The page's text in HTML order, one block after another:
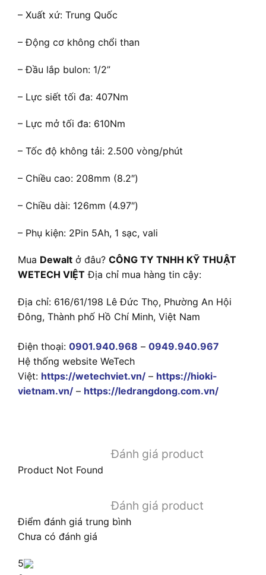
– Xuất xứ: Trung Quốc
– Động cơ không chổi than
– Đầu lắp bulon: 1/2”
– Lực siết tối đa: 407Nm
– Lực mở tối đa: 610Nm
– Tốc độ không tải: 2.500 vòng/phút
– Chiều cao: 208mm (8.2″)
– Chiều dài: 126mm (4.97″)
– Phụ kiện: 2Pin 5Ah, 1 sạc, vali
Mua Dewalt ở đâu? CÔNG TY TNHH KỸ THUẬT
WETECH VIỆT Địa chỉ mua hàng tin cậy:
Địa chỉ: 616/61/198 Lê Đức Thọ, Phường An Hội
Đông, Thành phố Hồ Chí Minh, Việt Nam
Điện thoại: 0901.940.968 – 0949.940.967
Hệ thống website WeTech
Việt: https://wetechviet.vn/ – https://hioki-
vietnam.vn/ – https://ledrangdong.com.vn/
Đánh giá product
Product Not Found
Đánh giá product
Điểm đánh giá trung bình
Chưa có đánh giá
5